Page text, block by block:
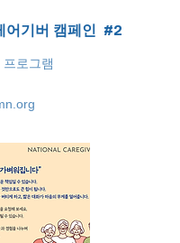
어기버 캠페인 #2
로그램